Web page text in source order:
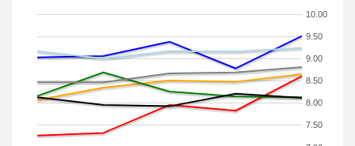
7.50
8.00
8.50
9.00
9.50
10.00